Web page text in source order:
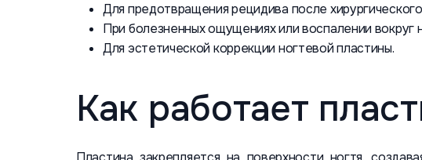
Для предотвращения рецидива после
При болезненных ощущениях или воспалении вокруг
Для эстетической коррекции ногтевой пластины.
Как работает